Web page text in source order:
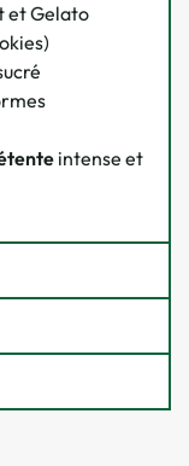
et Gelato
intense et